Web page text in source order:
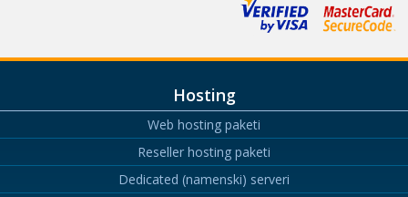
Hosting
Web hosting paketi
Reseller hosting paketi
Dedicated (namenski) serveri